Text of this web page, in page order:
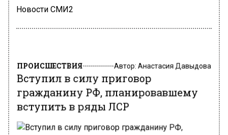
Новости СМИ2
ПРОИСШЕСТВИЯ Автор: Анастасия Давыдова
Вступил в силу приговор
гражданину РФ, планировавшему
вступить в ряды ЛСР